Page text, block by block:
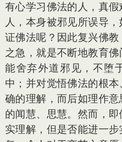
有心学习佛法的人，真
人，本身被邪见所误导
证佛法呢？因此复兴佛
之急，就是不断地教育
能舍弃外道邪见，不堕
中；并对觉悟佛法的根
确的理解，而后如理作
的闻慧、思慧。然而，
实理解，但是否能进一